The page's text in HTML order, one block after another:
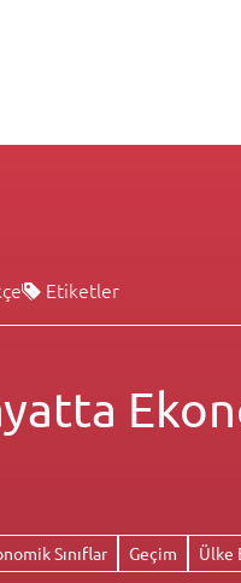
Etiketler
Sınıflar Geçim Ülke